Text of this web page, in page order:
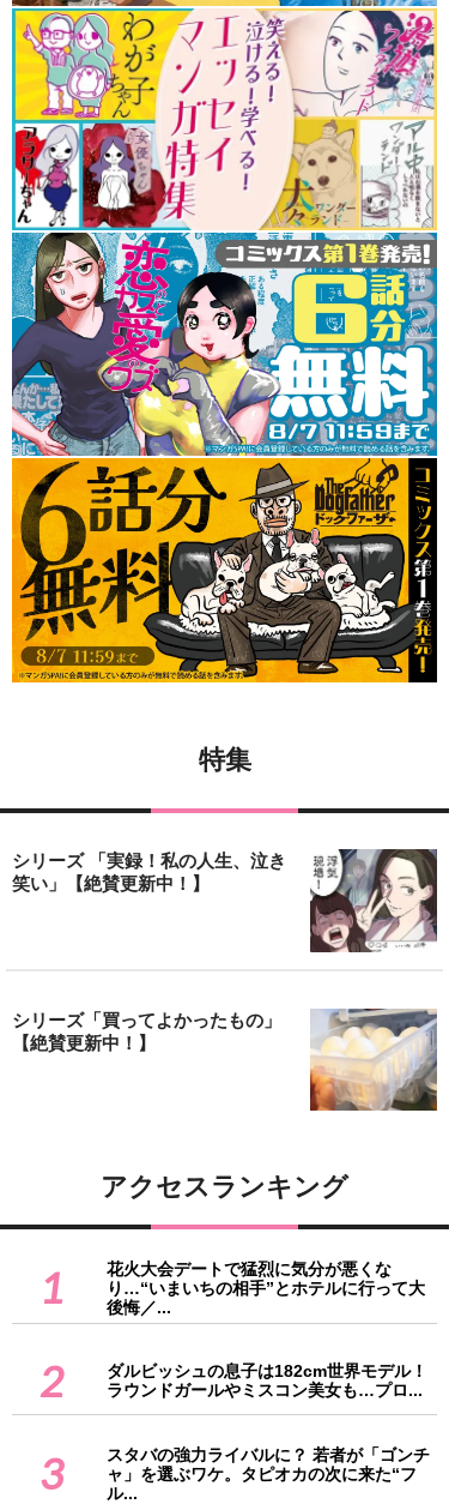
特集
シリーズ 「実録！私の人生、泣き
笑い」【絶賛更新中！】
シリーズ「買ってよかったもの」
【絶賛更新中！】
アクセスランキング
1
花火大会デートで猛烈に気分が悪くな
り…“いまいちの相手”とホテルに行って大
後悔／...
2
ダルビッシュの息子は182cm世界モデル！
ラウンドガールやミスコン美女も…プロ...
3
スタバの強力ライバルに？ 若者が「ゴンチ
ャ」を選ぶワケ。タピオカの次に来た“フ
ル...